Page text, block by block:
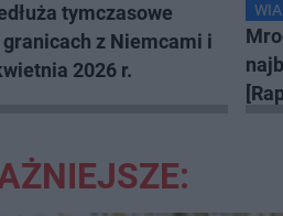
tymczasowe
z Niemcami i
2026 r.